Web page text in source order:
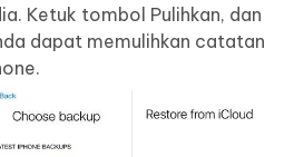
Ketuk tombol Pulihkan, dan
dapat memulihkan catatan